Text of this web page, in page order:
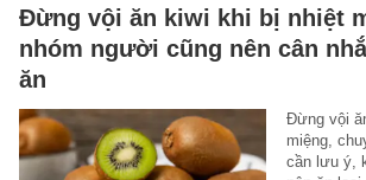
Đừng vội ăn kiwi khi bị nhiệt
nhóm người cũng nên cân
ăn
Đừng vội
miệng,
cần lưu ý,